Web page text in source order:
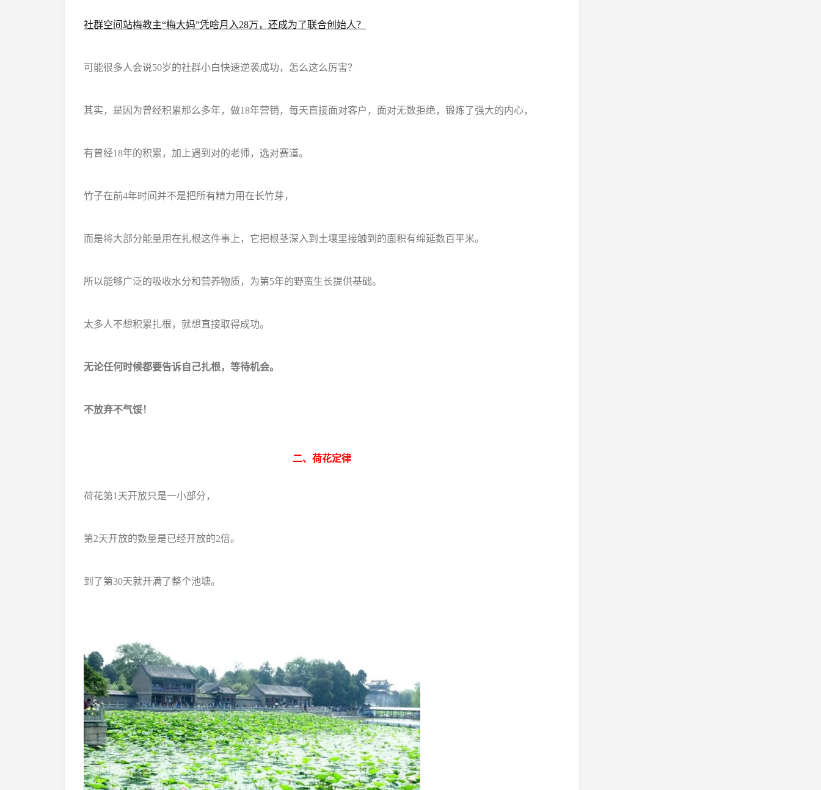
社群空间站梅教主“梅大妈”凭啥月入28万，还成为了联合创始人？
可能很多人会说50岁的社群小白快速逆袭成功，怎么这么厉害？
其实，是因为曾经积累那么多年，做18年营销，每天直接面对客户，面对无数拒绝，锻炼了强大的内心，
有曾经18年的积累，加上遇到对的老师，选对赛道。
竹子在前4年时间并不是把所有精力用在长竹芽，
而是将大部分能量用在扎根这件事上，它把根茎深入到土壤里接触到的面积有绵延数百平米。
所以能够广泛的吸收水分和营养物质，为第5年的野蛮生长提供基础。
太多人不想积累扎根，就想直接取得成功。
无论任何时候都要告诉自己扎根，等待机会。
不放弃不气馁！
二、荷花定律
荷花第1天开放只是一小部分，
第2天开放的数量是已经开放的2倍。
到了第30天就开满了整个池塘。